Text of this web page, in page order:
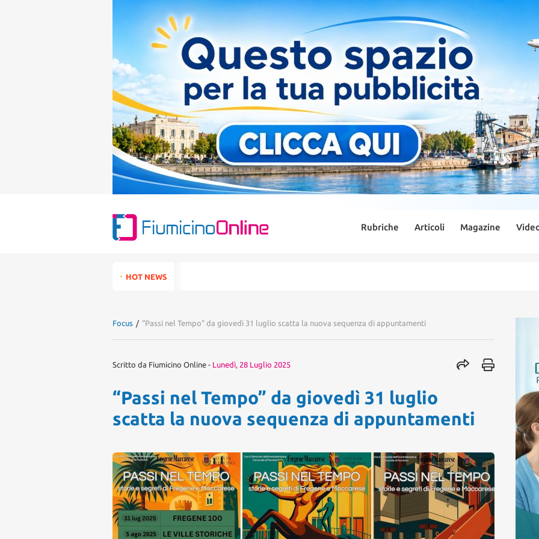
Rubriche Articoli Magazine
for:HOT NEWS
Focus / “Passi nel Tempo” da giovedì 31 luglio scatta la nuova sequenza di appuntamenti
Scritto da Fiumicino Online - Lunedì, 28 Luglio 2025
“Passi nel Tempo” da giovedì 31 luglio
scatta la nuova sequenza di appuntamenti